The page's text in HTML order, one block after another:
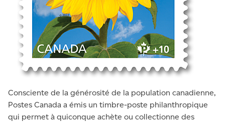
Consciente de la générosité de la population canadienne,
Postes Canada a émis un timbre-poste philanthropique
qui permet à quiconque achète ou collectionne des